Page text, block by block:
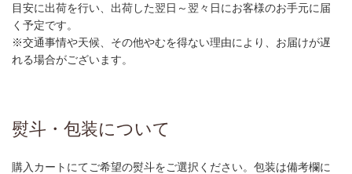
目安に出荷を行い、出荷した翌日～翌々日にお客様のお手元に届
く予定です。
※交通事情や天候、その他やむを得ない理由により、お届けが遅
れる場合がございます。
熨斗・包装について
購入カートにてご希望の熨斗をご選択ください。包装は備考欄に